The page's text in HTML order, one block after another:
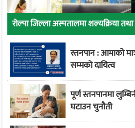
रोल्पा जिल्ला अस्पतालमा शल्यक्रिया
स्तनपान : आमाको
सम्मको दायित्व
पूर्ण स्तनपानमा
घटाउन चुनौती